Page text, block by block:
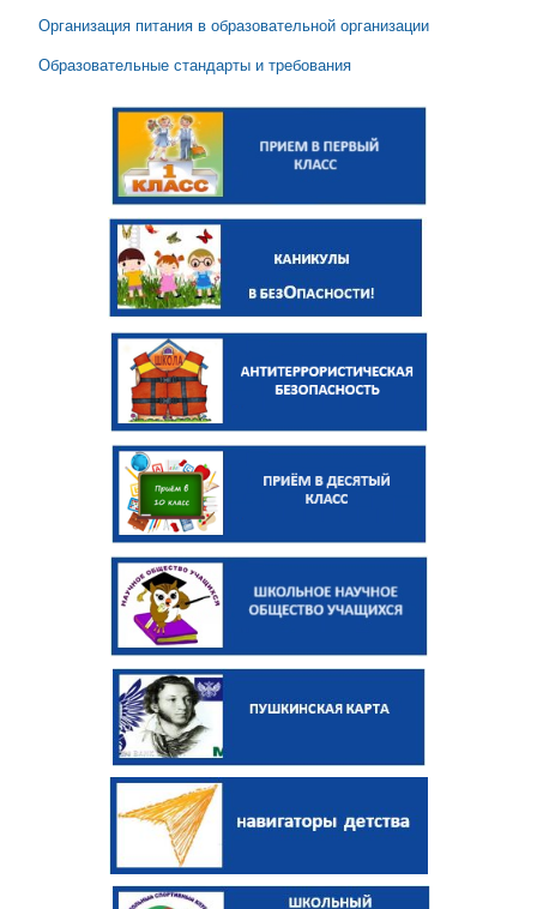
Организация питания в образовательной организации
Образовательные стандарты и требования